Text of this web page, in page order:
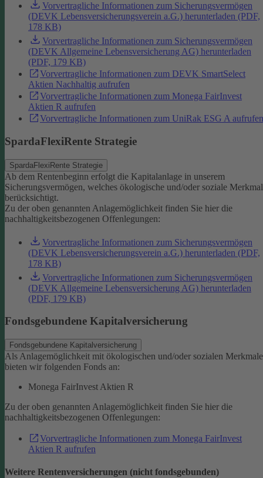
Vorvertragliche Informationen zum Sicherungsvermögen
(DEVK Lebensversicherungsverein a.G.) herunterladen (PDF,
178 KB)
Vorvertragliche Informationen zum Sicherungsvermögen
(DEVK Allgemeine Lebensversicherung AG) herunterladen
(PDF, 179 KB)
Vorvertragliche Informationen zum DEVK SmartSelect
Aktien Nachhaltig aufrufen
Vorvertragliche Informationen zum Monega FairInvest
Aktien R aufrufen
Vorvertragliche Informationen zum UniRak ESG A aufrufen
SpardaFlexiRente Strategie
SpardaFlexiRente Strategie
Ab dem Rentenbeginn erfolgt die Kapitalanlage in unserem
Sicherungsvermögen, welches ökologische und/oder soziale
berücksichtigt.
Zu der oben genannten Anlagemöglichkeit finden Sie hier die
nachhaltigkeitsbezogenen Offenlegungen:
Vorvertragliche Informationen zum Sicherungsvermögen
(DEVK Lebensversicherungsverein a.G.) herunterladen (PDF,
178 KB)
Vorvertragliche Informationen zum Sicherungsvermögen
(DEVK Allgemeine Lebensversicherung AG) herunterladen
(PDF, 179 KB)
Fondsgebundene Kapitalversicherung
Fondsgebundene Kapitalversicherung
Als Anlagemöglichkeit mit ökologischen und/oder sozialen
bieten wir folgenden Fonds an:
Monega FairInvest Aktien R
Zu der oben genannten Anlagemöglichkeit finden Sie hier die
nachhaltigkeitsbezogenen Offenlegungen:
Vorvertragliche Informationen zum Monega FairInvest
Aktien R aufrufen
Weitere Rentenversicherungen (nicht fondsgebunden)